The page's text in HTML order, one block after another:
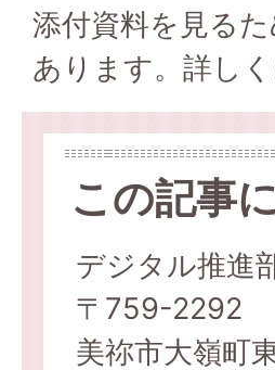
添付資料を見る
あります。詳し
この記事
デジタル推
〒759-2292
美祢市大嶺町